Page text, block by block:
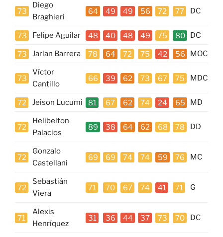
73
Diego
Braghieri
64 49 49 56 72 77 DC
73 Felipe Aguilar 48 40 48 49 75 80 DC
73 Jarlan Barrera 78 64 72 75 42 56 MOC
73
Víctor
Cantillo
66 39 62 73 67 75 MDC
72 Jeison Lucumi 81 67 62 74 24 65 MD
72
Helibelton
Palacios
89 38 64 62 68 78 DD
72
Gonzalo
Castellani
69 69 74 74 59 76 MC
72
Sebastián
Viera
71 70 67 74 41 71 G
71
Alexis
Henríquez
31 36 44 37 73 70 DC